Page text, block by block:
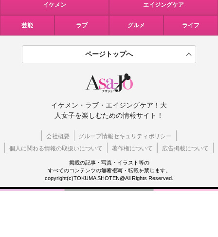
イケメン エイジングケア
芸能 ラブ グルメ ライフ
ページトップへ
イケメン・ラブ・エイジングケア！大
人女子を楽しむための情報サイト！
会社概要
グループ情報セキュリティポリシー
個人に関わる情報の取扱いについて
著作権について 広告掲載について
掲載の記事・写真・イラスト等の
すべてのコンテンツの無断複写・転載を禁じます。
copyright(c)TOKUMA SHOTEN@All Rights Reserved.